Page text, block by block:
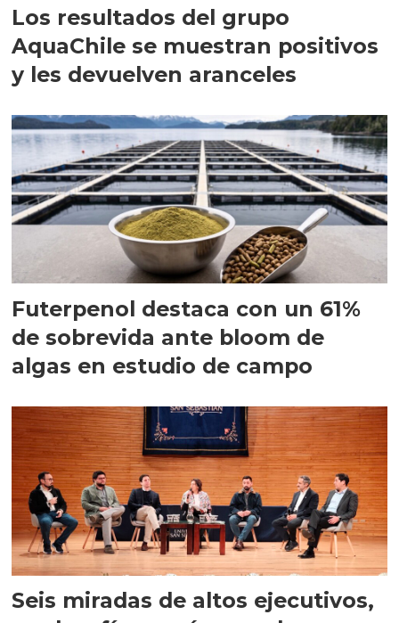
Los resultados del grupo
AquaChile se muestran positivos
y les devuelven aranceles
Futerpenol destaca con un 61%
de sobrevida ante bloom de
algas en estudio de campo
Seis miradas de altos ejecutivos,